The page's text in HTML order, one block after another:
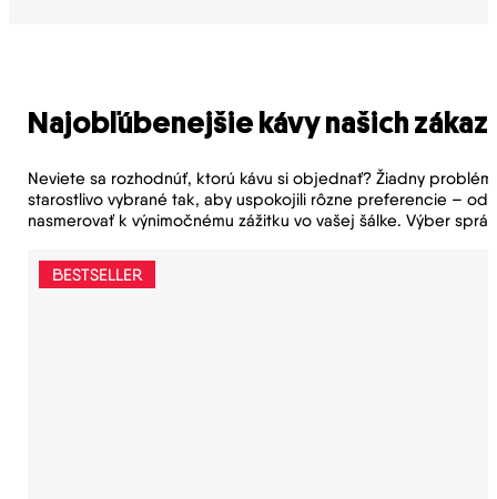
Najobľúbenejšie kávy našich
Neviete sa rozhodnúť, ktorú kávu si objednať? Žiadny
starostlivo vybrané tak, aby uspokojili rôzne preferencie – od
nasmerovať k výnimočnému zážitku vo vašej šálke. Výber
BESTSELLER